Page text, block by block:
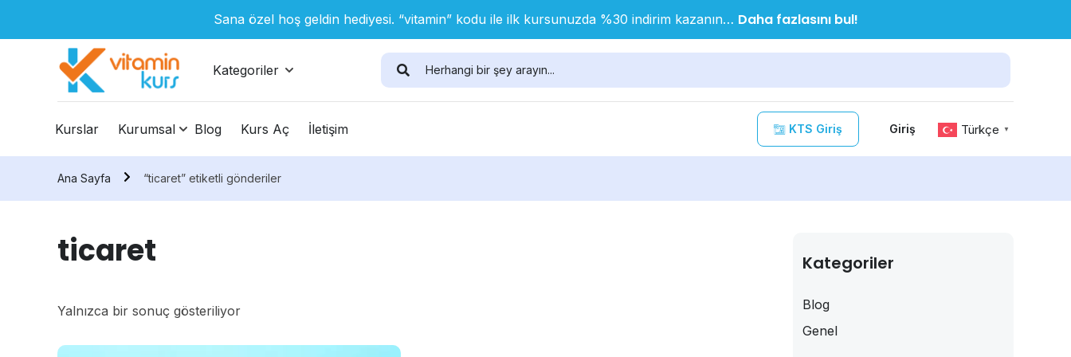
Sana özel hoş geldin hediyesi. “vitamin” kodu ile ilk kursunuzda %30 indirim kazanın… Daha fazlasını bul!
Kategoriler
Kurslar Kurumsal Blog Kurs Aç İletişim KTS Giriş Giriş Türkçe ▼
Ana Sayfa “ticaret” etiketli gönderiler
ticaret
Yalnızca bir sonuç gösteriliyor
Kategoriler
Blog
Genel